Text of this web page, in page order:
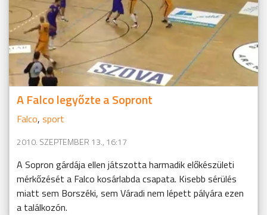
A Falco legyőzte a Sopront
Falco, sport
2010. SZEPTEMBER 13., 16:17
A Sopron gárdája ellen játszotta harmadik előkészületi
mérkőzését a Falco kosárlabda csapata. Kisebb sérülés
miatt sem Borszéki, sem Váradi nem lépett pályára ezen
a találkozón.